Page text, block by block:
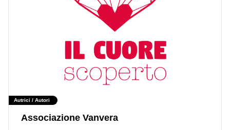
Autrici / Autori
Associazione Vanvera